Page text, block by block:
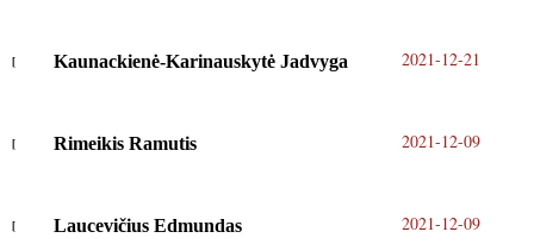
Kaunackienė-Karinauskytė Jadvyga 2021-12-21
Rimeikis Ramutis 2021-12-09
Laucevičius Edmundas 2021-12-09